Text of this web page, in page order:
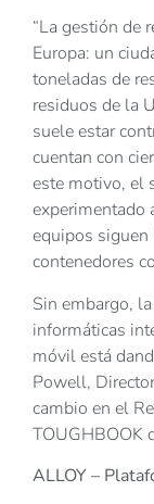
“La gestión de
Europa: un
toneladas de
residuos de la
suele estar
cuentan con
este motivo, el
experimentado
equipos
contenedores
Sin embargo,
informáticas
móvil está
Powell,
cambio en el
TOUGHBOOK
ALLOY –